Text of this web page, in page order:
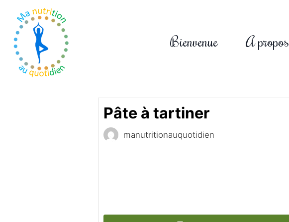
contenu
Bienvenue A propos
Pâte à tartiner
manutritionauquotidien